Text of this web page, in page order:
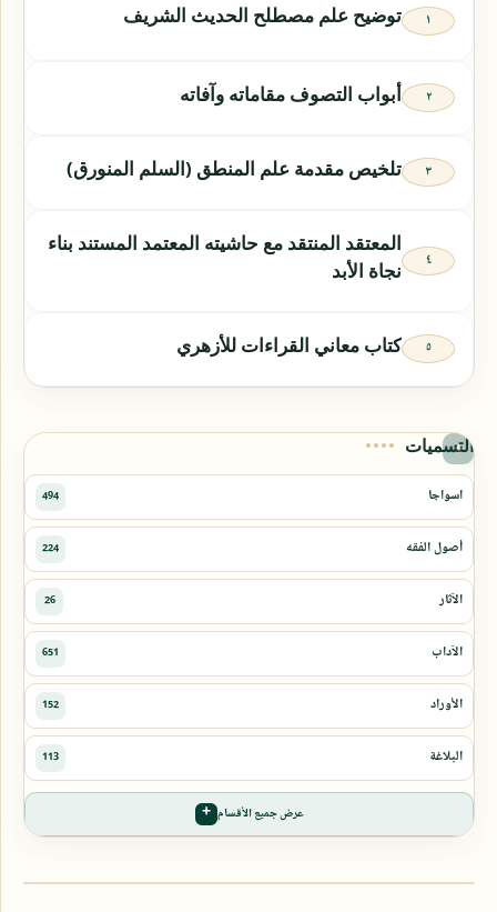
توضيح علم مصطلح الحديث الشريف
أبواب التصوف مقاماته وآفاته
تلخيص مقدمة علم المنطق (السلم المنورق)
المعتقد المنتقد مع حاشيته المعتمد المستند بناء
نجاة الأبد
كتاب معاني القراءات للأزهري
التسميات
عرض جميع الأقسام